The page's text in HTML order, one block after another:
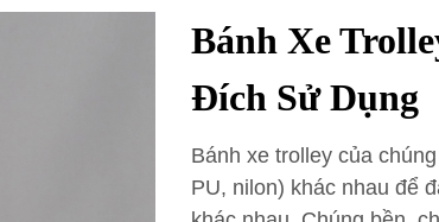
Bánh Xe
Đích Sử Dụng
Bánh xe trolley của
PU, nilon) khác nhau để